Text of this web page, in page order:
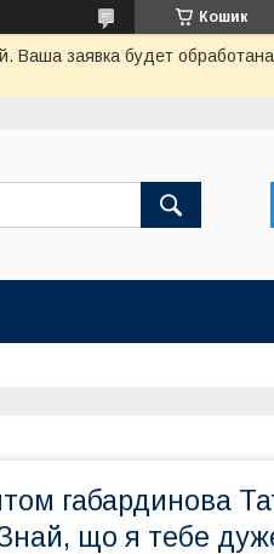
Кошик
Ваша заявка будет
габардинова
що я тебе